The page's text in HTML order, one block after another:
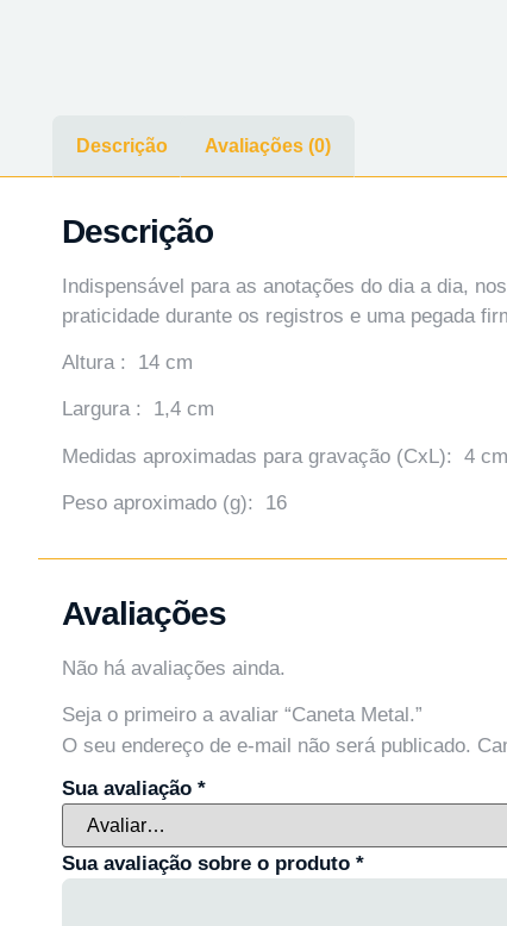
Descrição Avaliações (0)
Descrição
Indispensável para as anotações do dia a dia,
praticidade durante os registros e uma pegada
Altura : 14 cm
Largura : 1,4 cm
Medidas aproximadas para gravação (CxL): 4
Peso aproximado (g): 16
Avaliações
Não há avaliações ainda.
Seja o primeiro a avaliar “Caneta Metal.”
O seu endereço de e-mail não será publicado.
Sua avaliação *
Sua avaliação sobre o produto *